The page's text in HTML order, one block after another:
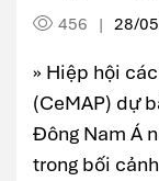
456 | 28/
» Hiệp hội
(CeMAP) dự
Đông Nam Á
trong bối